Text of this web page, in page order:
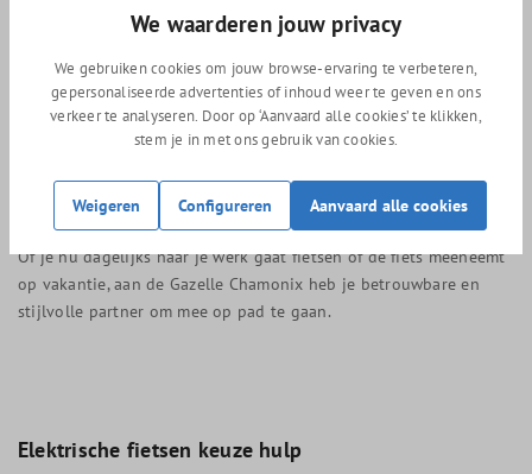
De standaard accu is 504 Wh en er is tegen meerprijs een
mogelijkheid om deze te upgraden naar 630 Wh. Dankzij de
frame-integratie is de gewichtsverdeling optimaal en voelt de
Chamonix erg stabiel aan. Via het Shimano Steps LCD display zie
je alle nodige informatie en krijg je toegnag tot 3
ondersteuningsniveau's.
Klaar voor al je ritten
Of je nu dagelijks naar je werk gaat fietsen of de fiets meeneemt
op vakantie, aan de Gazelle Chamonix heb je betrouwbare en
stijlvolle partner om mee op pad te gaan.
Elektrische fietsen keuze hulp
We waarderen jouw privacy
We gebruiken cookies om jouw browse-ervaring te verbeteren,
gepersonaliseerde advertenties of inhoud weer te geven en ons
verkeer te analyseren. Door op ‘Aanvaard alle cookies’ te klikken,
stem je in met ons gebruik van cookies.
Weigeren Configureren Aanvaard alle cookies